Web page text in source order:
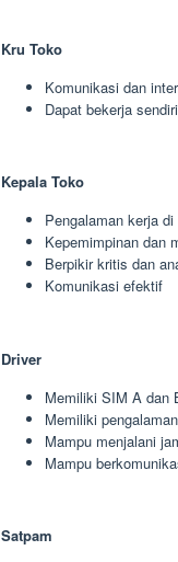
Kru Toko
Komunikasi dan
Dapat bekerja
Kepala Toko
Pengalaman kerja
Kepemimpinan dan
Berpikir kritis dan
Komunikasi efektif
Driver
Memiliki SIM A dan
Memiliki
Mampu menjalani
Mampu
Satpam